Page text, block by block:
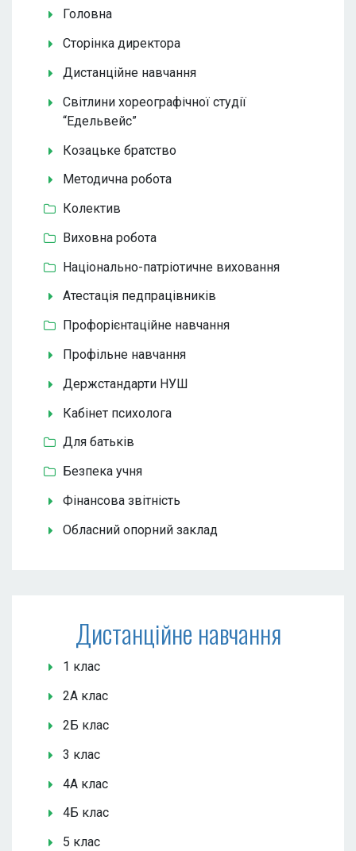
Головна
Сторінка директора
Дистанційне навчання
Світлини хореографічної студії
“Едельвейс”
Козацьке братство
Методична робота
Колектив
Виховна робота
Національно-патріотичне виховання
Атестація педпрацівників
Профорієнтаційне навчання
Профільне навчання
Держстандарти НУШ
Кабінет психолога
Для батьків
Безпека учня
Фінансова звітність
Обласний опорний заклад
Дистанційне навчання
1 клас
2А клас
2Б клас
3 клас
4А клас
4Б клас
5 клас